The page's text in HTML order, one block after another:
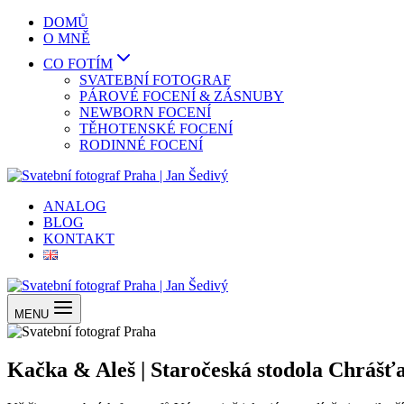
PřeskočitDOMŮ
O MNĚ
CO FOTÍM
SVATEBNÍ FOTOGRAF
PÁROVÉ FOCENÍ & ZÁSNUBY
NEWBORN FOCENÍ
TĚHOTENSKÉ FOCENÍ
RODINNÉ FOCENÍ
ANALOG
BLOG
KONTAKT
MENU
Kačka & Aleš | Staročeská stodola